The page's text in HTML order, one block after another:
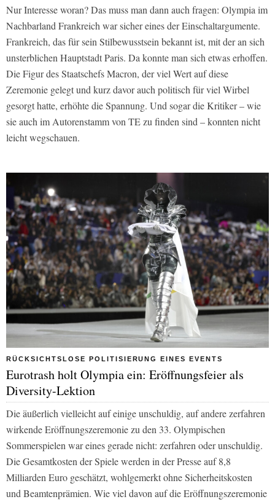
Nur Interesse woran? Das muss man dann auch fragen: Olympia im
Nachbarland Frankreich war sicher eines der Einschaltargumente.
Frankreich, das für sein Stilbewusstsein bekannt ist, mit der an sich
unsterblichen Hauptstadt Paris. Da konnte man sich etwas erhoffen.
Die Figur des Staatschefs Macron, der viel Wert auf diese
Zeremonie gelegt und kurz davor auch politisch für viel Wirbel
gesorgt hatte, erhöhte die Spannung. Und sogar die Kritiker – wie
sie auch im Autorenstamm von TE zu finden sind – konnten nicht
leicht wegschauen.
RÜCKSICHTSLOSE POLITISIERUNG EINES EVENTS
Eurotrash holt Olympia ein: Eröffnungsfeier als
Diversity-Lektion
Die äußerlich vielleicht auf einige unschuldig, auf andere zerfahren
wirkende Eröffnungszeremonie zu den 33. Olympischen
Sommerspielen war eines gerade nicht: zerfahren oder unschuldig.
Die Gesamtkosten der Spiele werden in der Presse auf 8,8
Milliarden Euro geschätzt, wohlgemerkt ohne Sicherheitskosten
und Beamtenprämien. Wie viel davon auf die Eröffnungszeremonie